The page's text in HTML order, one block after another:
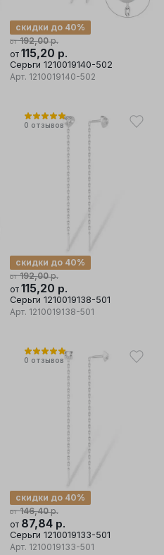
от 192,00р.
скидки до 40%
от 115,20 р.
Серьги 1210019140-502
Арт. 1210019140-502
0 отзывов
от 192,00р.
скидки до 40%
от 115,20 р.
Серьги 1210019138-501
Арт. 1210019138-501
0 отзывов
от 146,40р.
скидки до 40%
от 87,84 р.
Серьги 1210019133-501
Арт. 1210019133-501